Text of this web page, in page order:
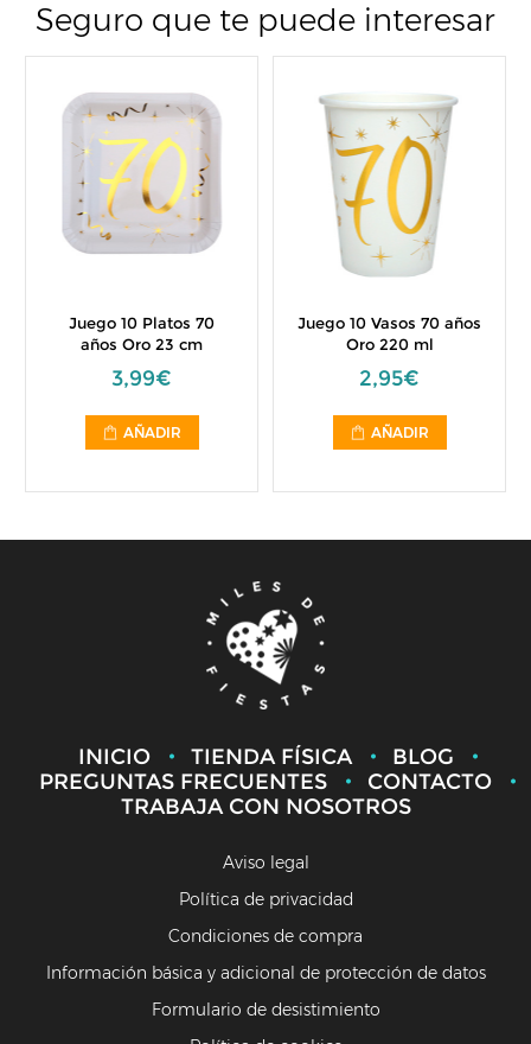
Seguro que te puede interesar
Juego 10 Platos 70
años Oro 23 cm
3,99€
AÑADIR
Juego 10 Vasos 70 años
Oro 220 ml
2,95€
AÑADIR
INICIO TIENDA FÍSICA
BLOG
PREGUNTAS FRECUENTES
CONTACTO
TRABAJA CON NOSOTROS
Aviso legal
Política de privacidad
Condiciones de compra
Información básica y adicional de protección de datos
Formulario de desistimiento